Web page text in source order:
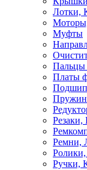
Лотки,
Муфты
Пальцы
Платы
Ремни,
Ручки,